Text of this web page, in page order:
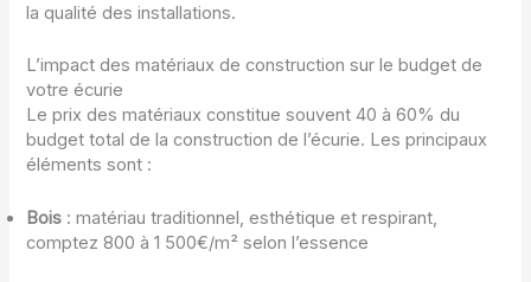
la qualité des installations.
L’impact des matériaux de construction sur le budget de
votre écurie
Le prix des matériaux constitue souvent 40 à 60% du
budget total de la construction de l’écurie. Les principaux
éléments sont :
Bois : matériau traditionnel, esthétique et respirant,
comptez 800 à 1 500€/m² selon l’essence